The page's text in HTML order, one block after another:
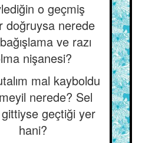
o geçmiş
doğruysa nerede
ve razı
nişanesi?
mal kayboldu
nerede? Sel
geçtiği yer
hani?